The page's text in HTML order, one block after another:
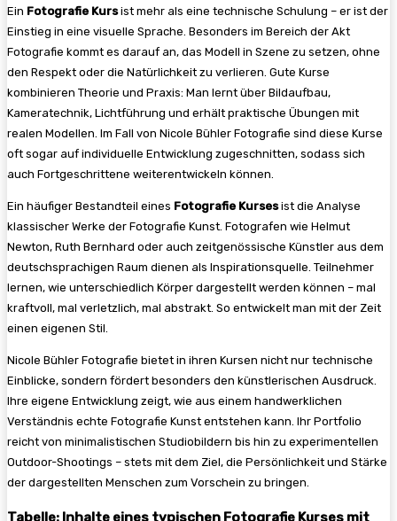
Ein Fotografie Kursist mehr als eine technische Schulung – er ist der
Einstieg in eine visuelle Sprache. Besonders im Bereich der Akt
Fotografie kommt es darauf an, das Modell in Szene zu setzen, ohne
den Respekt oder die Natürlichkeit zu verlieren. Gute Kurse
kombinieren Theorie und Praxis: Man lernt über Bildaufbau,
Kameratechnik, Lichtführung und erhält praktische Übungen mit
realen Modellen. Im Fall von Nicole Bühler Fotografie sind diese Kurse
oft sogar auf individuelle Entwicklung zugeschnitten, sodass sich
auch Fortgeschrittene weiterentwickeln können.
Ein häufiger Bestandteil eines Fotografie Kursesist die Analyse
klassischer Werke der Fotografie Kunst. Fotografen wie Helmut
Newton, Ruth Bernhard oder auch zeitgenössische Künstler aus dem
deutschsprachigen Raum dienen als Inspirationsquelle. Teilnehmer
lernen, wie unterschiedlich Körper dargestellt werden können – mal
kraftvoll, mal verletzlich, mal abstrakt. So entwickelt man mit der Zeit
einen eigenen Stil.
Nicole Bühler Fotografie bietet in ihren Kursen nicht nur technische
Einblicke, sondern fördert besonders den künstlerischen Ausdruck.
Ihre eigene Entwicklung zeigt, wie aus einem handwerklichen
Verständnis echte Fotografie Kunst entstehen kann. Ihr Portfolio
reicht von minimalistischen Studiobildern bis hin zu experimentellen
Outdoor-Shootings – stets mit dem Ziel, die Persönlichkeit und Stärke
der dargestellten Menschen zum Vorschein zu bringen.
Tabelle: Inhalte eines typischen Fotografie Kurses mit